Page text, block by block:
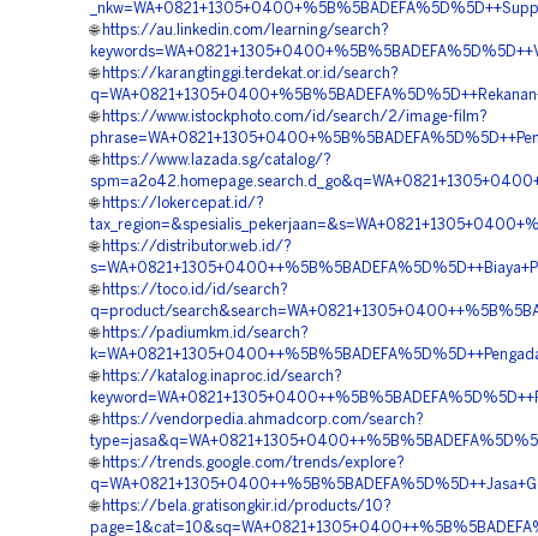
🌐 https://au.linkedin.com/learning/search?
🌐 https://karangtinggi.terdekat.or.id/search?
🌐 https://www.istockphoto.com/id/search/2/image-film?
🌐 https://www.lazada.sg/catalog/?
🌐 https://lokercepat.id/?
🌐 https://distributor.web.id/?
🌐 https://toco.id/id/search?
q=product/
🌐 https://padiumkm.id/search?
🌐 https://katalog.inaproc.id/search?
🌐 https://vendorpedia.ahmadcorp.com/search?
🌐 https://trends.google.com/trends/explore?
🌐 https://bela.gratisongkir.id/products/10?